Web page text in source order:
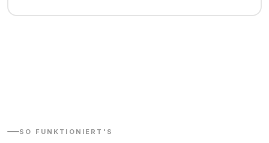
SO FUNKTIONIERT'S